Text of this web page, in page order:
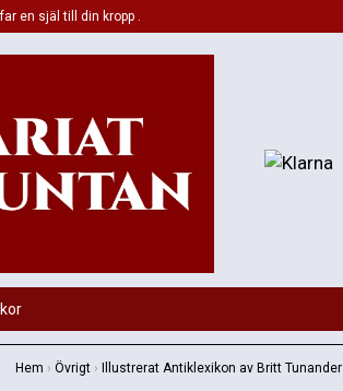
en själ till din kropp .
Hem › Övrigt › Illustrerat Antiklexikon av Britt Tunander